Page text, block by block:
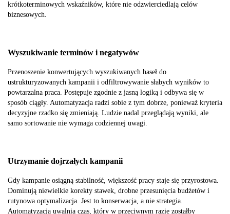
krótkoterminowych wskaźników, które nie odzwierciedlają celów
biznesowych.
Wyszukiwanie terminów i negatywów
Przenoszenie konwertujących wyszukiwanych haseł do
ustrukturyzowanych kampanii i odfiltrowywanie słabych wyników to
powtarzalna praca. Postępuje zgodnie z jasną logiką i odbywa się w
sposób ciągły. Automatyzacja radzi sobie z tym dobrze, ponieważ kryteria
decyzyjne rzadko się zmieniają. Ludzie nadal przeglądają wyniki, ale
samo sortowanie nie wymaga codziennej uwagi.
Utrzymanie dojrzałych kampanii
Gdy kampanie osiągną stabilność, większość pracy staje się przyrostowa.
Dominują niewielkie korekty stawek, drobne przesunięcia budżetów i
rutynowa optymalizacja. Jest to konserwacja, a nie strategia.
Automatyzacja uwalnia czas, który w przeciwnym razie zostałby